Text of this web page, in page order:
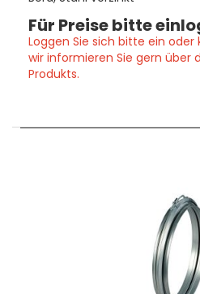
Für Preise bitte
Loggen Sie sich bitte ein
wir informieren Sie gern über
Produkts.